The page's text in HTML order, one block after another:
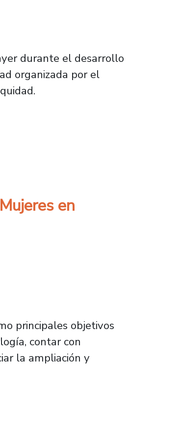
durante el desarrollo
organizada por el
sobre violencia hacia las
en
principales objetivos
contar con
la ampliación y
Ciencia y Tecnología